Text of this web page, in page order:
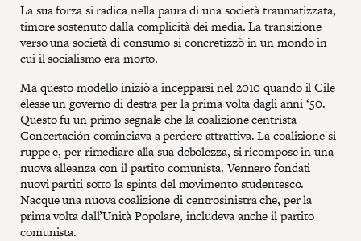
La sua forza si radica nella paura di una società traumatizzata,
timore sostenuto dalla complicità dei media. La transizione
verso una società di consumo si concretizzò in un mondo in
cui il socialismo era morto.
Ma questo modello iniziò a incepparsi nel 2010 quando il Cile
elesse un governo di destra per la prima volta dagli anni ‘50.
Questo fu un primo segnale che la coalizione centrista
Concertación cominciava a perdere attrattiva. La coalizione si
ruppe e, per rimediare alla sua debolezza, si ricompose in una
nuova alleanza con il partito comunista. Vennero fondati
nuovi partiti sotto la spinta del movimento studentesco.
Nacque una nuova coalizione di centrosinistra che, per la
prima volta dall’Unità Popolare, includeva anche il partito
comunista.